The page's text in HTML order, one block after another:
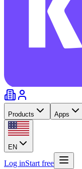
Products Apps
EN
Log inStart free